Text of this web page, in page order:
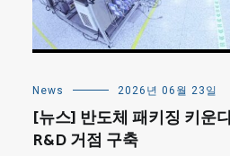
News 2026년 06월 23일
[뉴스] 반도체 패키징 키운
R&D 거점 구축